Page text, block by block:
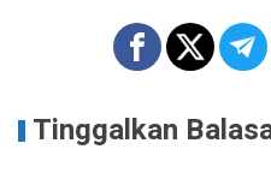
Tinggalkan